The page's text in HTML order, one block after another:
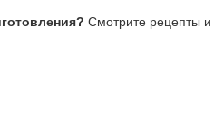
Смотрите рецепты и